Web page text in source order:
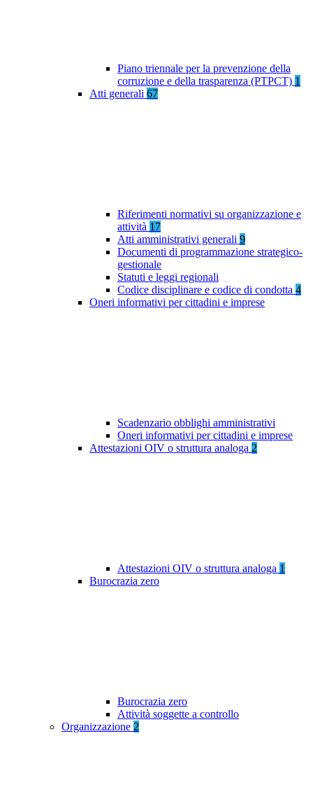
Piano triennale per la prevenzione della
corruzione e della trasparenza (PTPCT) 1
Atti generali 67
Riferimenti normativi su organizzazione e
attività 17
Atti amministrativi generali 9
Documenti di programmazione strategico-
gestionale
Statuti e leggi regionali
Codice disciplinare e codice di condotta 4
Oneri informativi per cittadini e imprese
Scadenzario obblighi amministrativi
Oneri informativi per cittadini e imprese
Attestazioni OIV o struttura analoga 2
Attestazioni OIV o struttura analoga 1
Burocrazia zero
Burocrazia zero
Attività soggette a controllo
Organizzazione 2